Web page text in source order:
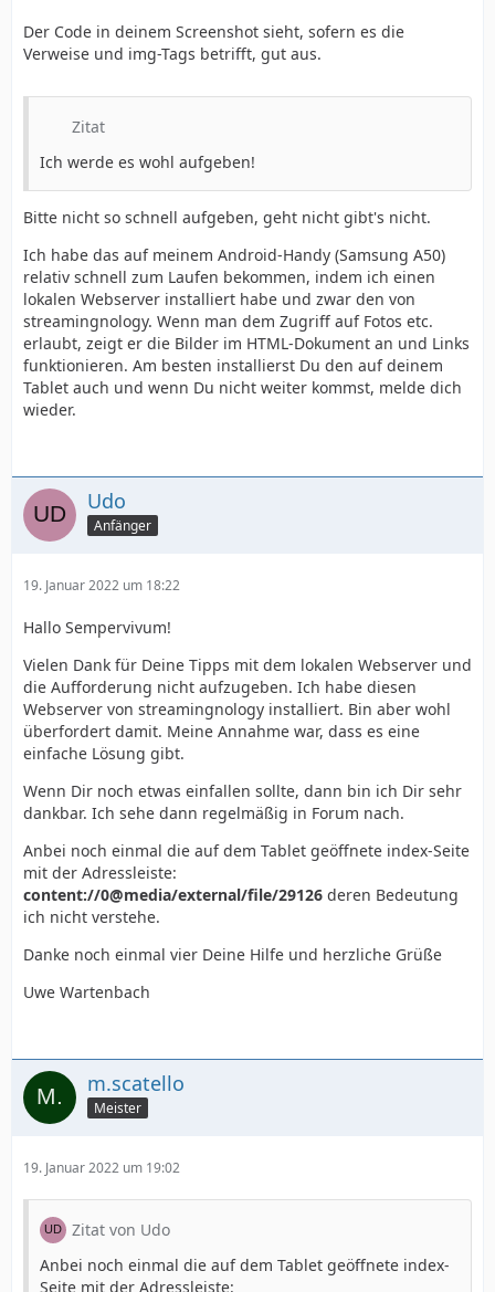
Der Code in deinem Screenshot sieht, sofern es die
Verweise und img-Tags betrifft, gut aus.
Zitat
Ich werde es wohl aufgeben!
Bitte nicht so schnell aufgeben, geht nicht gibt's nicht.
Ich habe das auf meinem Android-Handy (Samsung A50)
relativ schnell zum Laufen bekommen, indem ich einen
lokalen Webserver installiert habe und zwar den von
streamingnology. Wenn man dem Zugriff auf Fotos etc.
erlaubt, zeigt er die Bilder im HTML-Dokument an und Links
funktionieren. Am besten installierst Du den auf deinem
Tablet auch und wenn Du nicht weiter kommst, melde dich
wieder.
Udo
Anfänger
19. Januar 2022 um 18:22
Hallo Sempervivum!
Vielen Dank für Deine Tipps mit dem lokalen Webserver und
die Aufforderung nicht aufzugeben. Ich habe diesen
Webserver von streamingnology installiert. Bin aber wohl
überfordert damit. Meine Annahme war, dass es eine
einfache Lösung gibt.
Wenn Dir noch etwas einfallen sollte, dann bin ich Dir sehr
dankbar. Ich sehe dann regelmäßig in Forum nach.
Anbei noch einmal die auf dem Tablet geöffnete index-Seite
mit der Adressleiste:
content://0@media/external/file/29126 deren Bedeutung
ich nicht verstehe.
Danke noch einmal vier Deine Hilfe und herzliche Grüße
Uwe Wartenbach
m.scatello
Meister
19. Januar 2022 um 19:02
Zitat von Udo
Anbei noch einmal die auf dem Tablet geöffnete index-
Seite mit der Adressleiste: